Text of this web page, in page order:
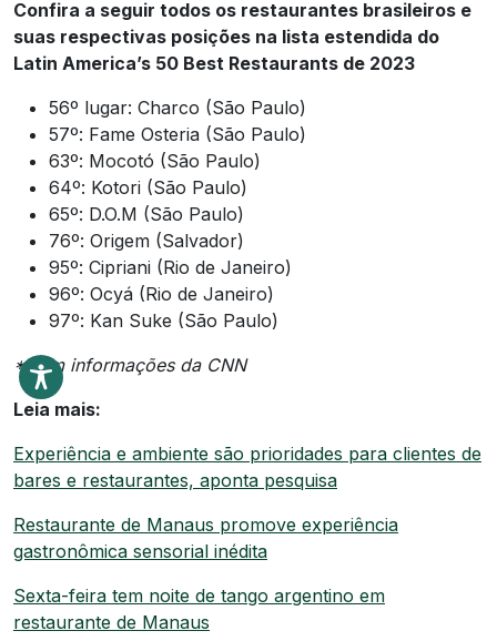
Confira a seguir todos os restaurantes brasileiros e
suas respectivas posições na lista estendida do
Latin America’s 50 Best Restaurants de 2023
56º lugar: Charco (São Paulo)
57º: Fame Osteria (São Paulo)
63º: Mocotó (São Paulo)
64º: Kotori (São Paulo)
65º: D.O.M (São Paulo)
76º: Origem (Salvador)
95º: Cipriani (Rio de Janeiro)
96º: Ocyá (Rio de Janeiro)
97º: Kan Suke (São Paulo)
*Com informações da CNN
Leia mais:
Experiência e ambiente são prioridades para clientes de
bares e restaurantes, aponta pesquisa
Restaurante de Manaus promove experiência
gastronômica sensorial inédita
Sexta-feira tem noite de tango argentino em
restaurante de Manaus